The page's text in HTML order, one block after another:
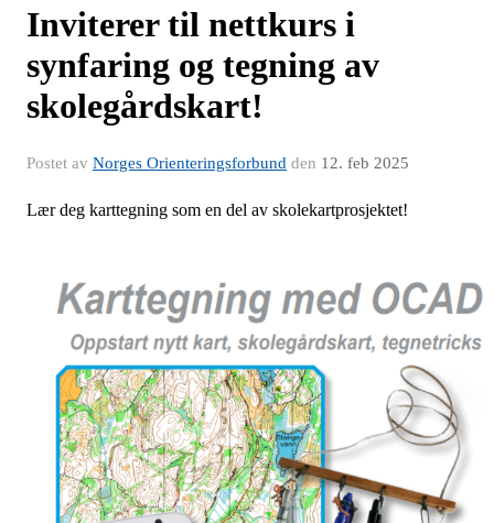
Inviterer til nettkurs i
synfaring og tegning av
skolegårdskart!
Postet av Norges Orienteringsforbund den 12. feb 2025
Lær deg karttegning som en del av skolekartprosjektet!